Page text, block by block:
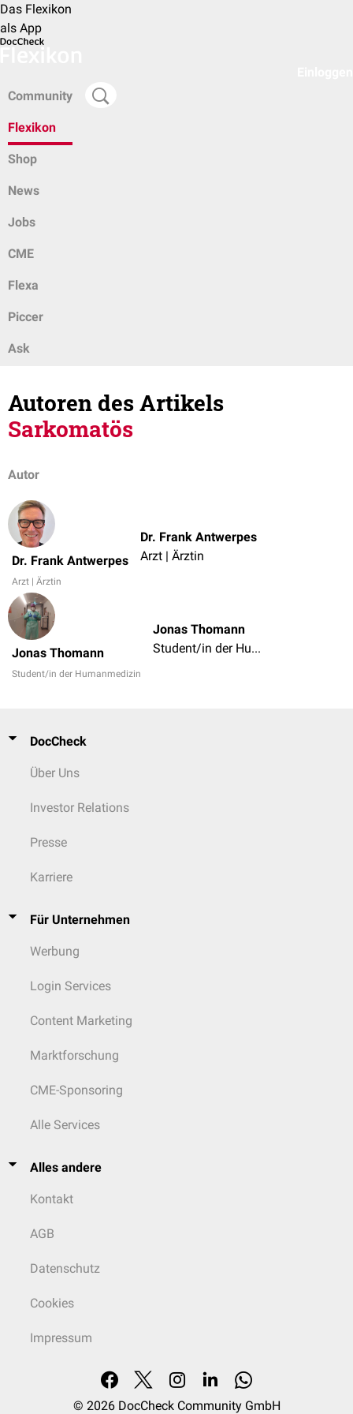
Das Flexikon
als App
Community
Flexikon
Shop
News
Jobs
CME
Flexa
Piccer
Ask
Autoren des Artikels
Sarkomatös
Autor
Dr. Frank Antwerpes
Arzt | Ärztin
Dr. Frank Antwerpes
Arzt | Ärztin
Jonas Thomann
Student/in der Humanmedizin
Jonas Thomann
Student/in der Humanmedizin
DocCheck
Über Uns
Investor Relations
Presse
Karriere
Für Unternehmen
Werbung
Login Services
Content Marketing
Marktforschung
CME-Sponsoring
Alle Services
Alles andere
Kontakt
AGB
Datenschutz
Cookies
Impressum
© 2026 DocCheck Community GmbH